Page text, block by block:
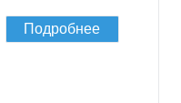
Подробнее